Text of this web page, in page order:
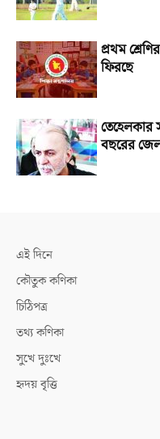
প্রথম
ফিরছে
তেহেলকার
বছরের
এই দিনে
কৌতুক কণিকা
চিঠিপত্র
তথ্য কণিকা
সুখে দুঃখে
হৃদয় বৃত্তি